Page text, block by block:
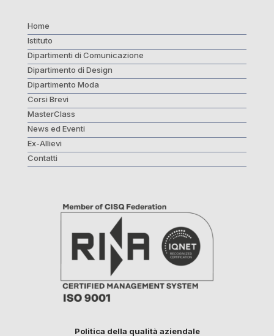
Home
Istituto
Dipartimenti di Comunicazione
Dipartimento di Design
Dipartimento Moda
Corsi Brevi
MasterClass
News ed Eventi
Ex-Allievi
Contatti
Politica della qualità aziendale